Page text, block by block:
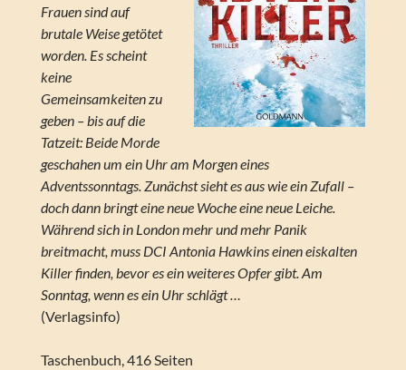
Frauen sind auf
brutale Weise getötet
worden. Es scheint
keine
Gemeinsamkeiten zu
geben – bis auf die
Tatzeit: Beide Morde
geschahen um ein Uhr am Morgen eines
Adventssonntags. Zunächst sieht es aus wie ein Zufall –
doch dann bringt eine neue Woche eine neue Leiche.
Während sich in London mehr und mehr Panik
breitmacht, muss DCI Antonia Hawkins einen eiskalten
Killer finden, bevor es ein weiteres Opfer gibt. Am
Sonntag, wenn es ein Uhr schlägt …
(Verlagsinfo)
Taschenbuch, 416 Seiten